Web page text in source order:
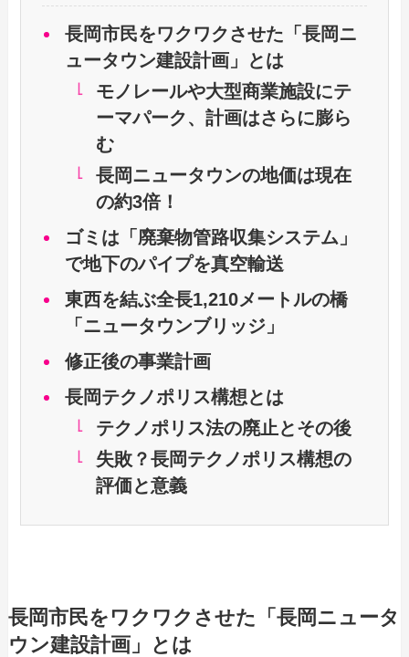
長岡市民をワクワクさせた「長岡ニ
ュータウン建設計画」とは
モノレールや大型商業施設にテ
ーマパーク、計画はさらに膨ら
む
長岡ニュータウンの地価は現在
の約3倍！
ゴミは「廃棄物管路収集システム」
で地下のパイプを真空輸送
東西を結ぶ全長1,210メートルの橋
「ニュータウンブリッジ」
修正後の事業計画
長岡テクノポリス構想とは
テクノポリス法の廃止とその後
失敗？長岡テクノポリス構想の
評価と意義
長岡市民をワクワクさせた「長岡ニュータ
ウン建設計画」とは